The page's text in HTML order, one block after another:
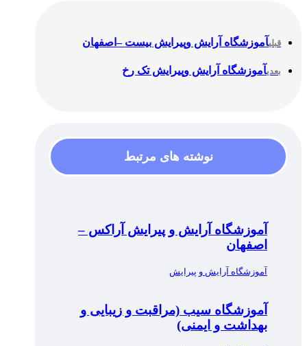
قبلیآموزشگاه آرایش وپیرایش بیست –اصفهان
بعدیآموزشگاه آرایش وپیرایش تک رخ
نوشته های مرتبط
آموزشگاه آرایش و پیرایش آراکس –
اصفهان
آموزشگاه آرایش و پیرایش
آموزشگاه سیب (مراقبت و زیبایی و
بهداشت و ایمنی)